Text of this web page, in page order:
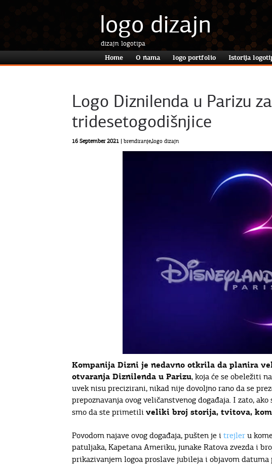
logo dizajn
dizajn logotipa
Home O nama logo portfolio Istorija
Logo Diznilenda u Parizu
tridesetogodišnjice
16 September 2021 | brendiranje,logo dizajn
Kompanija Dizni je nedavno otkrila da planira
otvaranja Diznilenda u Parizu, koja će se obeležiti
uvek nisu precizirani, nikad nije dovoljno rano da se
prepoznavanja ovog veličanstvenog događaja. I zato,
smo da ste primetili veliki broj storija, tvitova,
Povodom najave ovog događaja, pušten je i trejler u
patuljaka, Kapetana Ameriku, junake Ratova zvezda i
prikazivanjem logoa proslave jubileja i objavom datuma